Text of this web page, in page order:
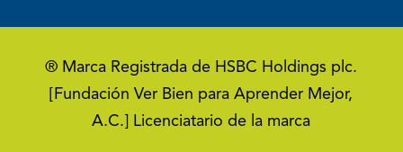
® Marca Registrada de HSBC Holdings plc.
[Fundación Ver Bien para Aprender Mejor,
A.C.] Licenciatario de la marca